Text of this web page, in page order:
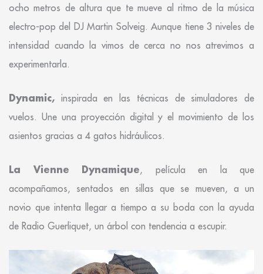
ocho metros de altura que te mueve al ritmo de la música
electro-pop del DJ Martin Solveig. Aunque tiene 3 niveles de
intensidad cuando la vimos de cerca no nos atrevimos a
experimentarla.
Dynamic, inspirada en las técnicas de simuladores de
vuelos. Une una proyección digital y el movimiento de los
asientos gracias a 4 gatos hidráulicos.
La Vienne Dynamique, película en la que
acompañamos, sentados en sillas que se mueven, a un
novio que intenta llegar a tiempo a su boda con la ayuda
de Radio Guerliquet, un árbol con tendencia a escupir.